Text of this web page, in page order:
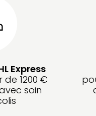
Express
1200 €
soin